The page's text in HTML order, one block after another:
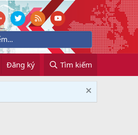
Đăng ký Tìm kiếm